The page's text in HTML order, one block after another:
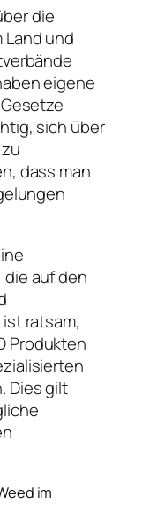
die
und
eigene
sich über
dass man
auf den
ratsam,
Produkten
Dies gilt
im